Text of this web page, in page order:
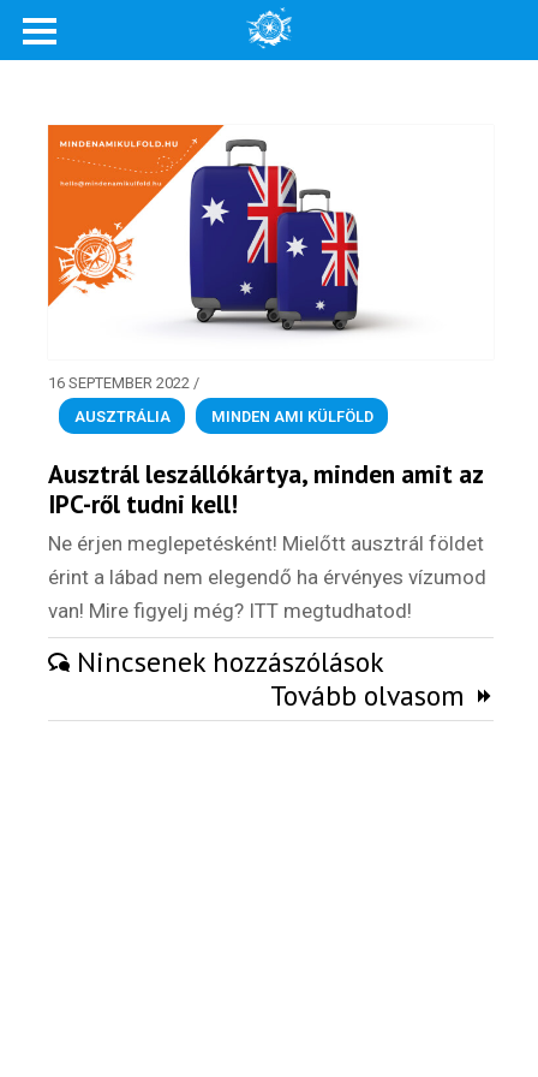
Külföldre költöznék!
Szakértőink
Beutazási engedélyek
Online bolt
BLOG
Partnerprogram
Oszd meg történeted!
Külföldi munkaajánlatok
16 SEPTEMBER 2022 /
AUSZTRÁLIA
, MINDEN AMI KÜLFÖLD
Ausztrál leszállókártya, minden amit az
IPC-ről tudni kell!
Ne érjen meglepetésként! Mielőtt ausztrál földet
érint a lábad nem elegendő ha érvényes vízumod
van! Mire figyelj még? ITT megtudhatod!
Nincsenek hozzászólások
Tovább olvasom